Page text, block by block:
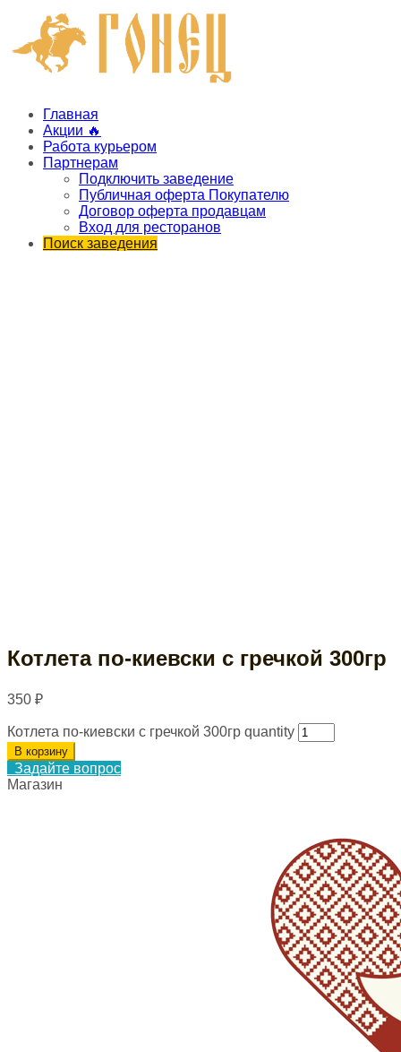
Главная
Акции 🔥
Работа курьером
Партнерам
Подключить заведение
Публичная оферта Покупателю
Договор оферта продавцам
Вход для ресторанов
Поиск заведения
Котлета по-киевски с гречкой 300гр
350 ₽
Котлета по-киевски с гречкой 300гр quantity
В корзину
Задайте вопрос
Магазин